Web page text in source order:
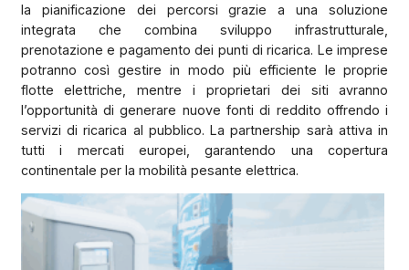
la pianificazione dei percorsi grazie a una soluzione
integrata che combina sviluppo infrastrutturale,
prenotazione e pagamento dei punti di ricarica. Le imprese
potranno così gestire in modo più efficiente le proprie
flotte elettriche, mentre i proprietari dei siti avranno
l’opportunità di generare nuove fonti di reddito offrendo i
servizi di ricarica al pubblico. La partnership sarà attiva in
tutti i mercati europei, garantendo una copertura
continentale per la mobilità pesante elettrica.